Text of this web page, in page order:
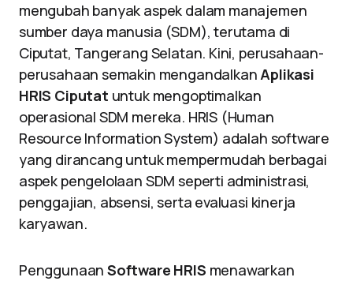
mengubah banyak aspek dalam manajemen
sumber daya manusia (SDM), terutama di
Ciputat, Tangerang Selatan. Kini, perusahaan-
perusahaan semakin mengandalkanAplikasi
HRIS Ciputat untuk mengoptimalkan
operasional SDM mereka. HRIS (Human
Resource Information System) adalah software
yang dirancang untuk mempermudah berbagai
aspek pengelolaan SDM seperti administrasi,
penggajian, absensi, serta evaluasi kinerja
karyawan.
PenggunaanSoftware HRIS menawarkan